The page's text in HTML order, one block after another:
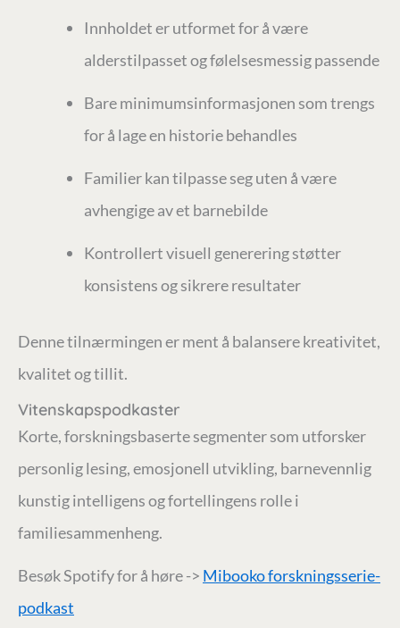
Innholdet er utformet for å være
alderstilpasset og følelsesmessig passende
Bare minimumsinformasjonen som trengs
for å lage en historie behandles
Familier kan tilpasse seg uten å være
avhengige av et barnebilde
Kontrollert visuell generering støtter
konsistens og sikrere resultater
Denne tilnærmingen er ment å balansere kreativitet,
kvalitet og tillit.
Vitenskapspodkaster
Korte, forskningsbaserte segmenter som utforsker
personlig lesing, emosjonell utvikling, barnevennlig
kunstig intelligens og fortellingens rolle i
familiesammenheng.
Besøk Spotify for å høre -> Mibooko forskningsserie-
podkast